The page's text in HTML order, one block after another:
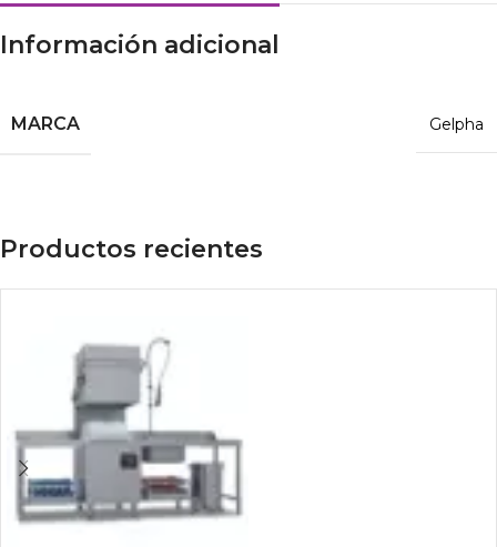
Información adicional
MARCA Gelpha
Productos recientes